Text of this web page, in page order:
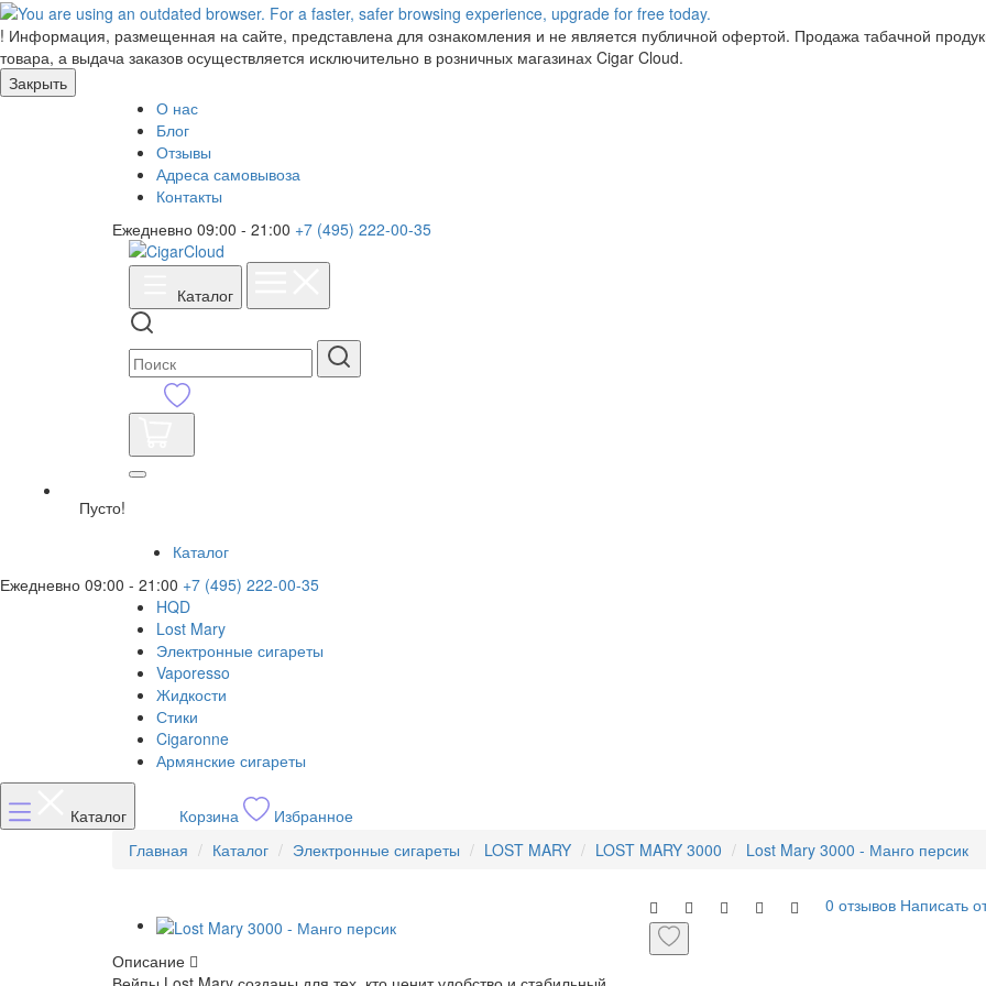
! Информация, размещенная на сайте, представлена для ознакомления и не является публичной офертой. Продажа табачной
товара, а выдача заказов осуществляется исключительно в розничных магазинах Cigar Cloud.
Закрыть
О нас
Блог
Отзывы
Адреса самовывоза
Контакты
Ежедневно 09:00 - 21:00 +7 (495) 222-00-35
Каталог
Пусто!
Каталог
Ежедневно 09:00 - 21:00 +7 (495) 222-00-35
HQD
Lost Mary
Электронные сигареты
Vaporesso
Жидкости
Стики
Cigaronne
Армянские сигареты
Каталог Корзина
Избранное
Главная
Каталог Электронные сигареты LOST MARY LOST MARY 3000 Lost Mary 3000 - Манго персик
Описание
0 отзывов Написать